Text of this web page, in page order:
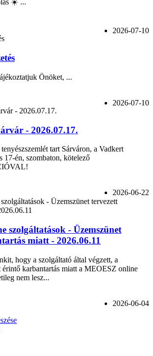
☀️ ...
2026-07-10
Önöket, ...
2026-07-10
- 2026.07.17.
tart Sárváron, a Vadkert
17-én, szombaton, kötelező
2026-06-22
szolgáltatások - Üzemszünet
miatt - 2026.06.11
hogy a szolgáltató által végzett, a
érintő karbantartás miatt a MEOESZ online
nem lesz...
2026-06-04